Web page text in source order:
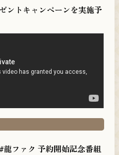
ントキャンペーンを実施予
ファク 予約開始記念番組